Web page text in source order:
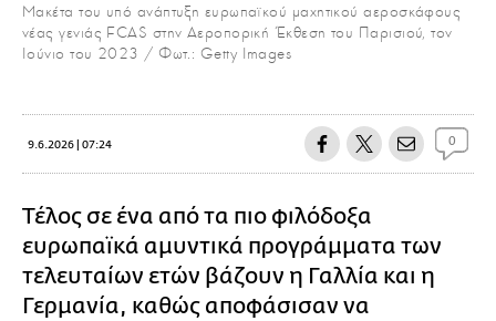
Μακέτα του υπό ανάπτυξη ευρωπαϊκού μαχητικού αεροσκάφους
νέας γενιάς FCAS στην Αεροπορική Έκθεση του Παρισιού, τον
Ιούνιο του 2023 / Φωτ.: Getty Images
9.6.2026 | 07:24 0
Τέλος σε ένα από τα πιο φιλόδοξα
ευρωπαϊκά αμυντικά προγράμματα των
τελευταίων ετών βάζουν η Γαλλία και η
Γερμανία, καθώς αποφάσισαν να